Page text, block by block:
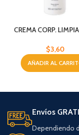
CREMA CORP.
$3,60
AÑADIR AL
Envíos
Dependiendo